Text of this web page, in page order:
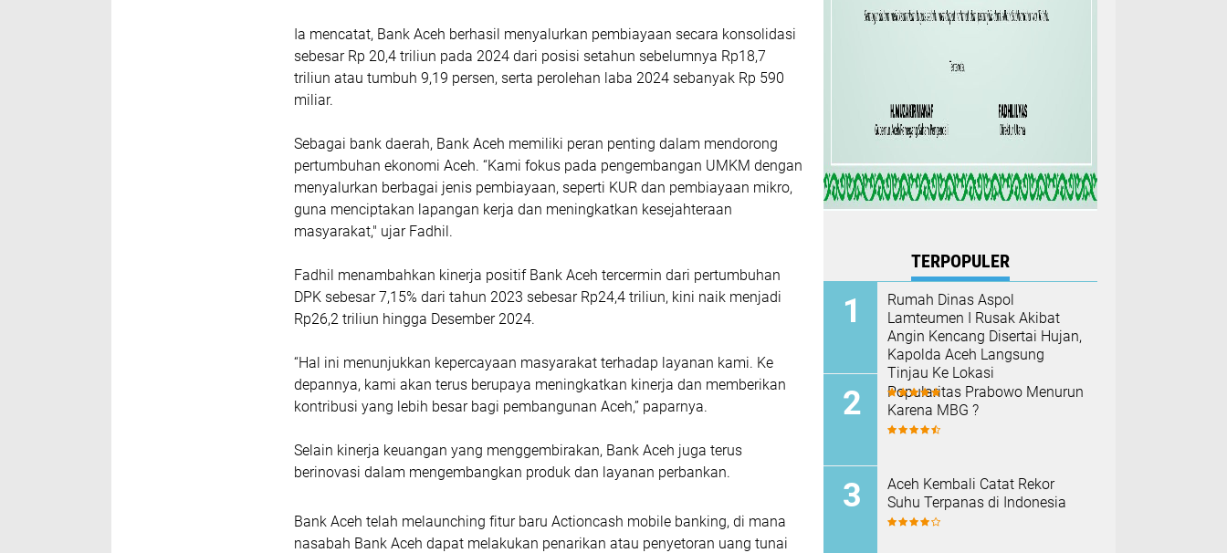
Ia mencatat, Bank Aceh berhasil menyalurkan pembiayaan secara konsolidasi
sebesar Rp 20,4 triliun pada 2024 dari posisi setahun sebelumnya Rp18,7
triliun atau tumbuh 9,19 persen, serta perolehan laba 2024 sebanyak Rp 590
miliar.
Sebagai bank daerah, Bank Aceh memiliki peran penting dalam mendorong
pertumbuhan ekonomi Aceh. “Kami fokus pada pengembangan UMKM dengan
menyalurkan berbagai jenis pembiayaan, seperti KUR dan pembiayaan mikro,
guna menciptakan lapangan kerja dan meningkatkan kesejahteraan
masyarakat," ujar Fadhil.
Fadhil menambahkan kinerja positif Bank Aceh tercermin dari pertumbuhan
DPK sebesar 7,15% dari tahun 2023 sebesar Rp24,4 triliun, kini naik menjadi
Rp26,2 triliun hingga Desember 2024.
“Hal ini menunjukkan kepercayaan masyarakat terhadap layanan kami. Ke
depannya, kami akan terus berupaya meningkatkan kinerja dan memberikan
kontribusi yang lebih besar bagi pembangunan Aceh,” paparnya.
Selain kinerja keuangan yang menggembirakan, Bank Aceh juga terus
berinovasi dalam mengembangkan produk dan layanan perbankan.
Bank Aceh telah melaunching fitur baru Actioncash mobile banking, di mana
nasabah Bank Aceh dapat melakukan penarikan atau penyetoran uang tunai
TERPOPULER
Rumah Dinas Aspol
Lamteumen I Rusak Akibat
Angin Kencang Disertai Hujan,
Kapolda Aceh Langsung
Tinjau Ke Lokasi
Popularitas Prabowo Menurun
Karena MBG ?
Aceh Kembali Catat Rekor
Suhu Terpanas di Indonesia